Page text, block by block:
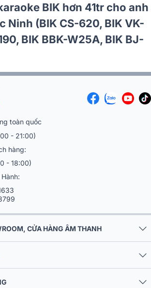
Lắp đặt dàn karaoke BIK
anh Giang tại Hà Nội (BIK
VK-A52, BIK VK-R51, BIK
toàn quốc
- 21:00)
hàng:
- 18:00)
CỬA HÀNG ÂM THANH